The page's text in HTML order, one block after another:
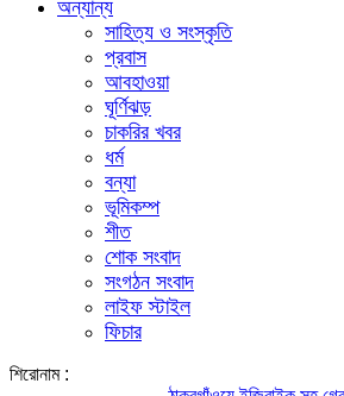
অন্যান্য
সাহিত্য ও সংস্কৃতি
প্রবাস
আবহাওয়া
ঘূর্ণিঝড়
চাকরির খবর
ধর্ম
বন্যা
ভূমিকম্প
শীত
শোক সংবাদ
সংগঠন সংবাদ
লাইফ স্টাইল
ফিচার
শিরোনাম :